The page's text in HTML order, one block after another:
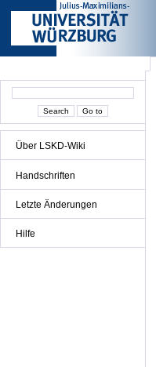
Über LSKD-Wiki
Handschriften
Letzte Änderungen
Hilfe